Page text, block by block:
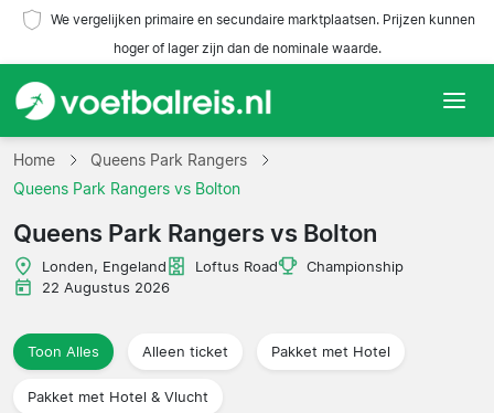
We vergelijken primaire en secundaire marktplaatsen. Prijzen kunnen
hoger of lager zijn dan de nominale waarde.
Home
Competities
Home
Queens Park Rangers
Queens Park Rangers vs Bolton
Queens Park Rangers vs Bolton
Londen, Engeland Loftus Road
Championship
22 Augustus 2026
Toon Alles Alleen ticket Pakket met Hotel
Pakket met Hotel & Vlucht